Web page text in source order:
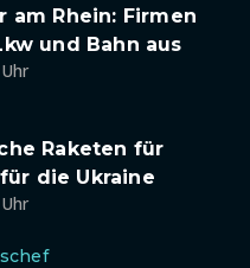
am Rhein: Firmen
und Bahn aus
Raketen für
die Ukraine